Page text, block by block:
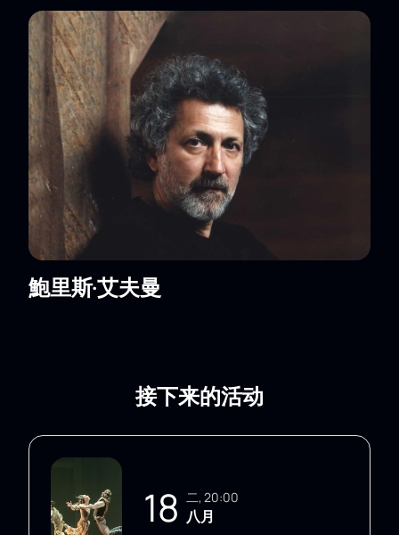
鮑里斯·艾夫曼
接下来的活动
18 二, 20:00
八月